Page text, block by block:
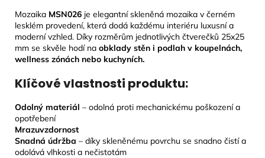
Mozaika MSN026 je elegantní skleněná mozaika v černém
lesklém provedení, která dodá každému interiéru luxusní a
moderní vzhled. Díky rozměrům jednotlivých čtverečků 25x25
mm se skvěle hodí na obklady stěn i podlah v koupelnách,
wellness zónách nebo kuchyních.
Klíčové vlastnosti produktu:
Odolný materiál – odolná proti mechanickému poškození a
opotřebení
Mrazuvzdornost
Snadná údržba – díky skleněnému povrchu se snadno čistí a
odolává vlhkosti a nečistotám